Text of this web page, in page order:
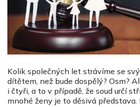
Kolik společných let strávíme se
dítětem, než bude dospělý? Osm?
i čtyři, a to v případě, že soud určí
mnohé ženy je to děsivá představa.